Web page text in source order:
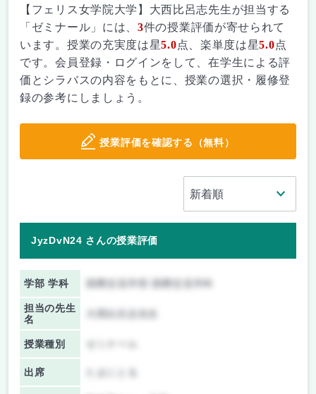
【フェリス女学院大学】大西比呂志先生が担当する
「ゼミナール」には、 3件の授業評価が寄せられて
います。授業の充実度は星5.0点、楽単度は星5.0点
です。会員登録・ログインをして、在学生による評
価とシラバスの内容をもとに、授業の選択・履修登
録の参考にしましょう。
授業評価を確認する（無料）
JyzDvN24 さんの授業評価
学部 学科
担当の先生
名
授業種別
出席